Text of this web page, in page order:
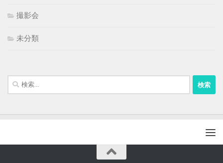
撮影会
未分類
検
索: